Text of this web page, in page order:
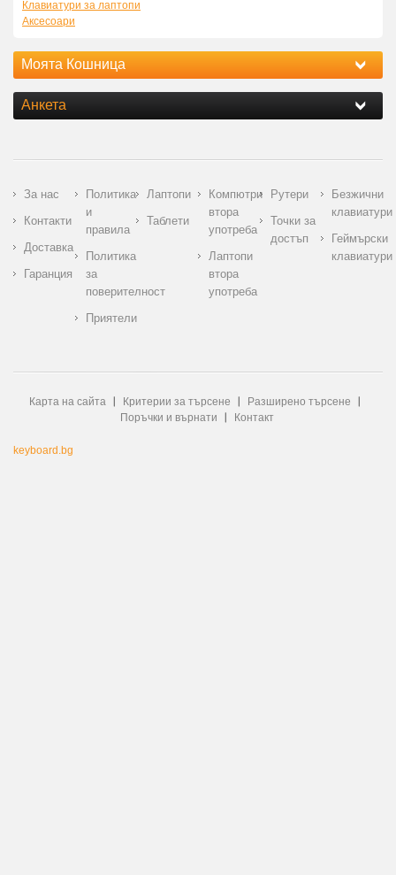
Клавиатури за лаптопи
Аксесоари
Моята Кошница
Анкета
За нас
Контакти
Доставка
Гаранция
Политика
и
правила
Политика
за
поверителност
Приятели
Лаптопи
Таблети
Компютри
втора
употреба
Лаптопи
втора
употреба
Рутери
Точки за
достъп
Безжични
клавиатури
Геймърски
клавиатури
Карта на сайта Критерии за търсене
Разширено търсене
Поръчки и върнати
Контакт
keyboard.bg